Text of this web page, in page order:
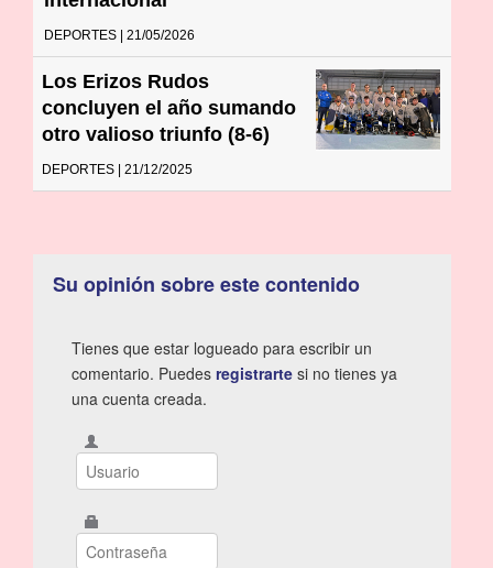
DEPORTES | 21/05/2026
Los Erizos Rudos
concluyen el año sumando
otro valioso triunfo (8-6)
DEPORTES | 21/12/2025
Su opinión sobre este contenido
Tienes que estar logueado para escribir un
comentario. Puedes registrarte si no tienes ya
una cuenta creada.